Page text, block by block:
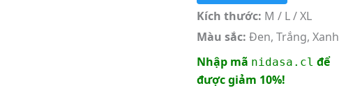
Kích thước: M / L / XL
Màu sắc: Đen, Trắng, Xanh
Nhập mã nidasa.cl để
được giảm 10%!